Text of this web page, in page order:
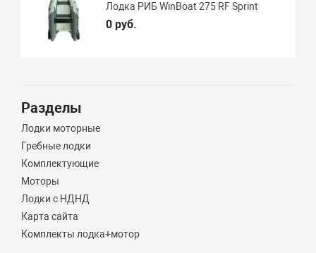
Лодка РИБ WinBoat 275 RF Sprint
0 руб.
Разделы
Лодки моторные
Гребные лодки
Комплектующие
Моторы
Лодки с НДНД
Карта сайта
Комплекты лодка+мотор